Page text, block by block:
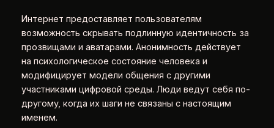
Интернет предоставляет пользователям
возможность скрывать подлинную идентичность за
прозвищами и аватарами. Анонимность действует
на психологическое состояние человека и
модифицирует модели общения с другими
участниками цифровой среды. Люди ведут себя по-
другому, когда их шаги не связаны с настоящим
именем.